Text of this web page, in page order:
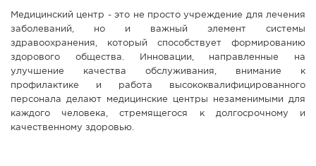
Медицинский центр - это не просто учреждение для лечения
заболеваний, но и важный элемент системы
здравоохранения, который способствует формированию
здорового общества. Инновации, направленные на
улучшение качества обслуживания, внимание к
профилактике и работа высококвалифицированного
персонала делают медицинские центры незаменимыми для
каждого человека, стремящегося к долгосрочному и
качественному здоровью.